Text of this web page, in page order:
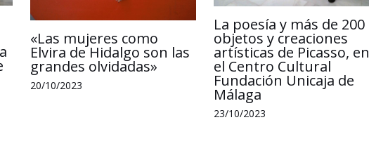
«Las mujeres como
Elvira de Hidalgo son las
grandes olvidadas»
20/10/2023
La poesía y más de 200
objetos y creaciones
artísticas de Picasso, en
el Centro Cultural
Fundación Unicaja de
Málaga
23/10/2023